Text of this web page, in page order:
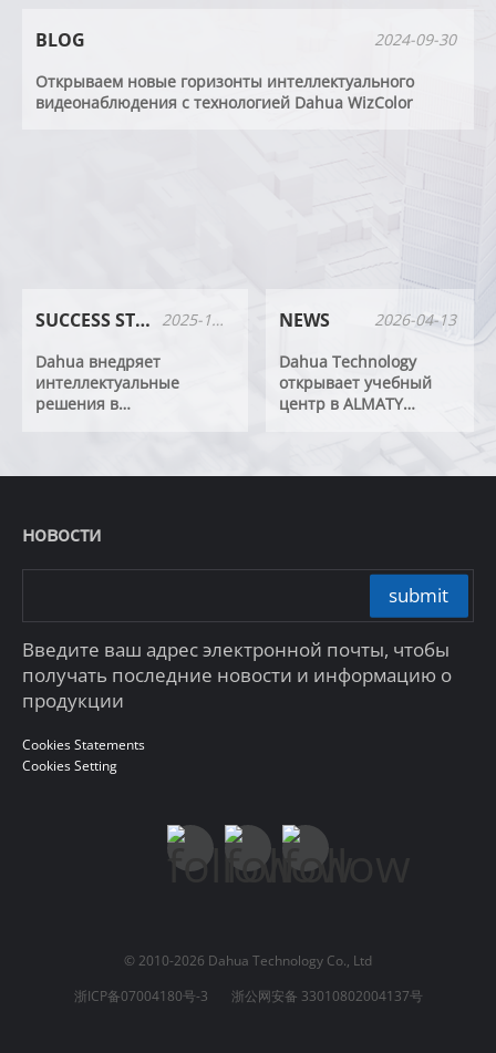
BLOG
2024-09-30
Открываем новые горизонты интеллектуального
видеонаблюдения с технологией Dahua WizColor
SUCCESS STORIES
2025-12-23
Dahua внедряет
интеллектуальные
решения в
NEWS
2026-04-13
Dahua Technology
открывает учебный
центр в ALMATY
новости
submit
Введите ваш адрес электронной почты, чтобы
получать последние новости и информацию о
продукции
Cookies Statements
Cookies Setting
© 2010-2026 Dahua Technology Co., Ltd
浙ICP备07004180号-3
浙公网安备 33010802004137号